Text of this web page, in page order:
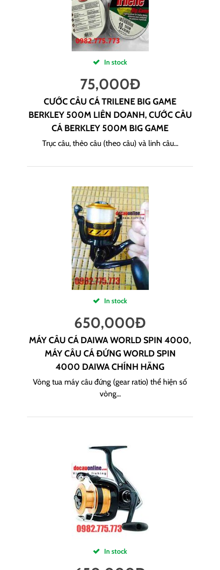
In stock
75,000Đ
CƯỚC CÂU CÁ TRILENE BIG GAME
BERKLEY 500M LIÊN DOANH, CƯỚC CÂU
CÁ BERKLEY 500M BIG GAME
Trục câu, thẻo câu (theo câu) và linh câu...
In stock
650,000Đ
MÁY CÂU CÁ DAIWA WORLD SPIN 4000,
MÁY CÂU CÁ ĐỨNG WORLD SPIN
4000 DAIWA CHÍNH HÃNG
Vòng tua máy câu đứng (gear ratio) thể hiện số
vòng...
In stock